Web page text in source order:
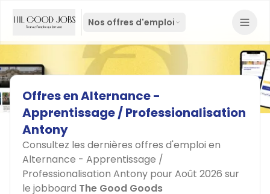
Nos offres d'emploi
OffresenAlternance-
Apprentissage/Professionalisation
Antony
Consultez les dernières offres d'emploi en
Alternance - Apprentissage /
Professionalisation Antony pour Août 2026 sur
le jobboard The Good Goods